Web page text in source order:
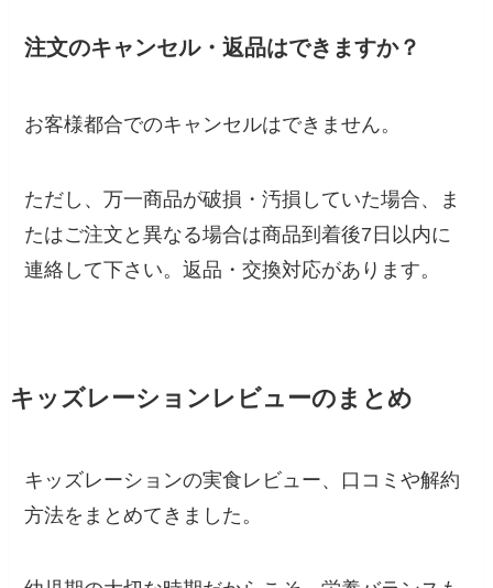
注文のキャンセル・返品はできますか？
お客様都合でのキャンセルはできません。
ただし、万一商品が破損・汚損していた場合、ま
たはご注文と異なる場合は商品到着後7日以内に
連絡して下さい。返品・交換対応があります。
キッズレーションレビューのまとめ
キッズレーションの実食レビュー、口コミや解約
方法をまとめてきました。